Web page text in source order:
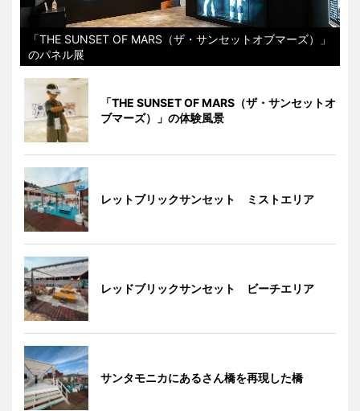
「THE SUNSET OF MARS（ザ・サンセットオブマーズ）」
のパネル展
「THE SUNSET OF MARS（ザ・サンセットオ
ブマーズ）」の体験風景
レットブリックサンセット ミストエリア
レッドブリックサンセット ビーチエリア
サンタモニカにあるさん橋を再現した橋